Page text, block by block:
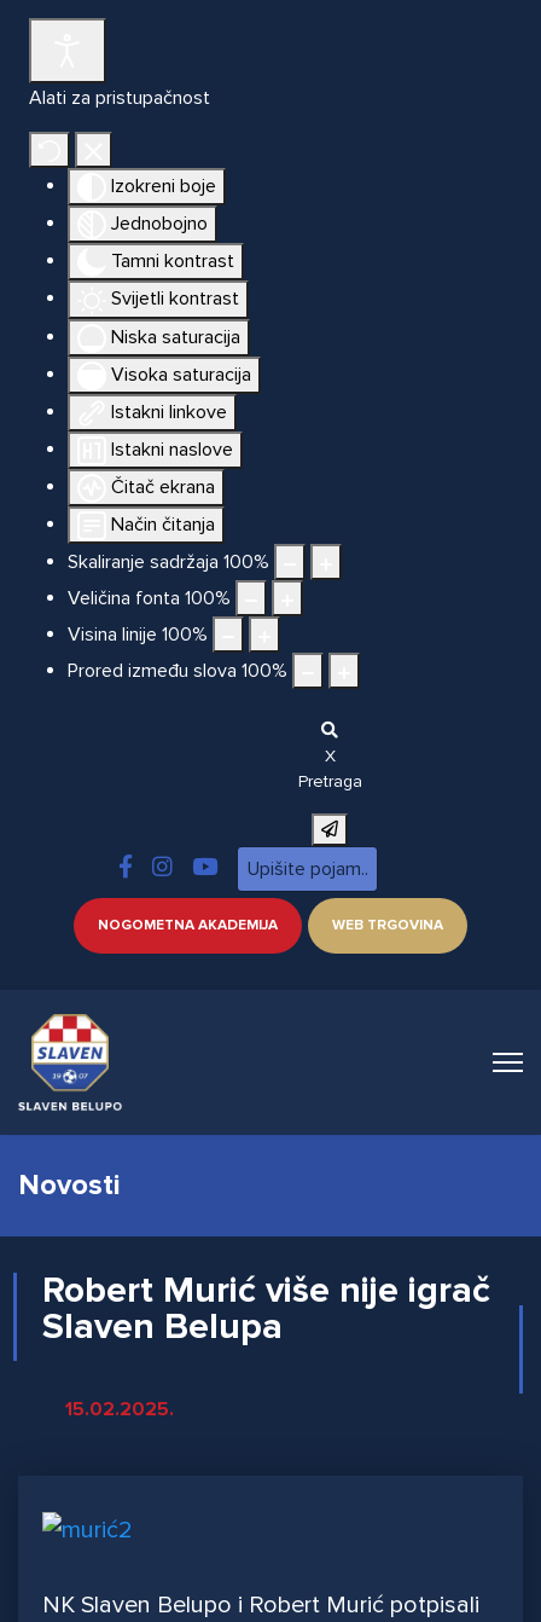
Alati za pristupačnost
Izokreni boje
Jednobojno
Tamni kontrast
Svijetli kontrast
Niska saturacija
Visoka saturacija
Istakni linkove
Istakni naslove
Čitač ekrana
Način čitanja
Skaliranje sadržaja 100%
Veličina fonta 100%
Visina linije 100%
Prored između slova 100%
X
Pretraga
NOGOMETNA AKADEMIJA WEB TRGOVINA
Novosti
Robert Murić više nije igrač
Slaven Belupa
15.02.2025.
NK Slaven Belupo i Robert Murić potpisali